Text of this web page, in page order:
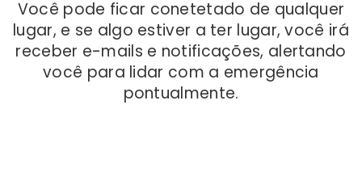
Você pode ficar conetetado de qualquer
lugar, e se algo estiver a ter lugar, você irá
receber e-mails e notificações, alertando
você para lidar com a emergência
pontualmente.